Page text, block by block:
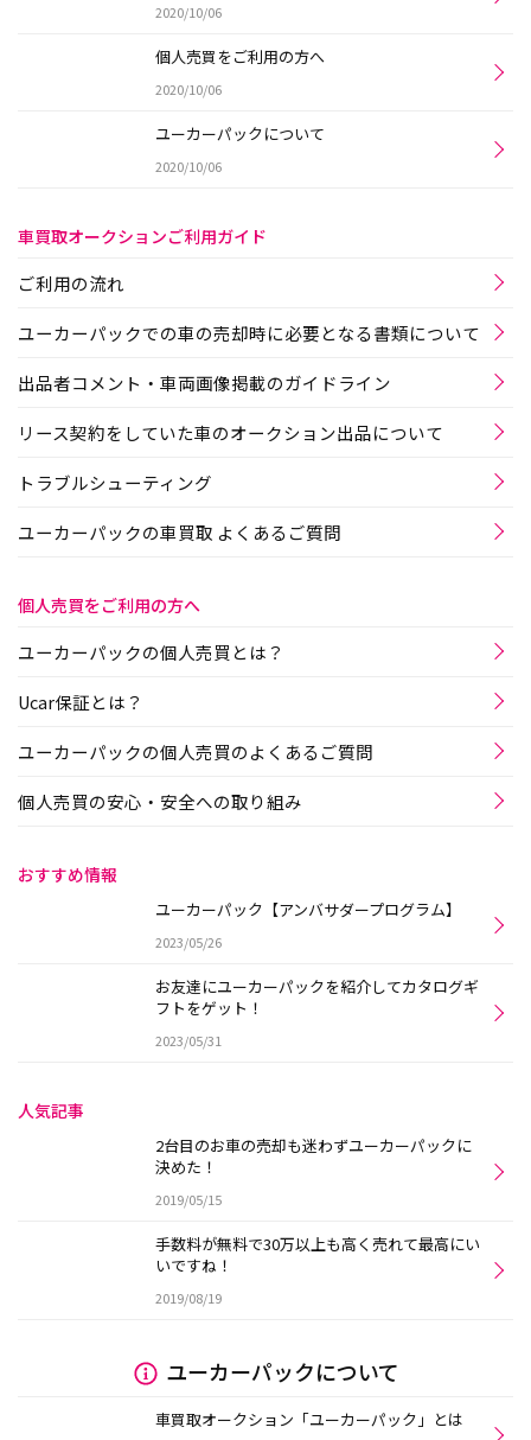
2020/10/06
個人売買をご利用の方へ
2020/10/06
ユーカーパックについて
2020/10/06
車買取オークションご利用ガイド
ご利用の流れ
ユーカーパックでの車の売却時に必要となる書類について
出品者コメント・車両画像掲載のガイドライン
リース契約をしていた車のオークション出品について
トラブルシューティング
ユーカーパックの車買取 よくあるご質問
個人売買をご利用の方へ
ユーカーパックの個人売買とは？
Ucar保証とは？
ユーカーパックの個人売買のよくあるご質問
個人売買の安心・安全への取り組み
おすすめ情報
ユーカーパック【アンバサダープログラム】
2023/05/26
お友達にユーカーパックを紹介してカタログギ
フトをゲット！
2023/05/31
人気記事
2台目のお車の売却も迷わずユーカーパックに
決めた！
2019/05/15
手数料が無料で30万以上も高く売れて最高にい
いですね！
2019/08/19
ユーカーパックについて
車買取オークション「ユーカーパック」とは